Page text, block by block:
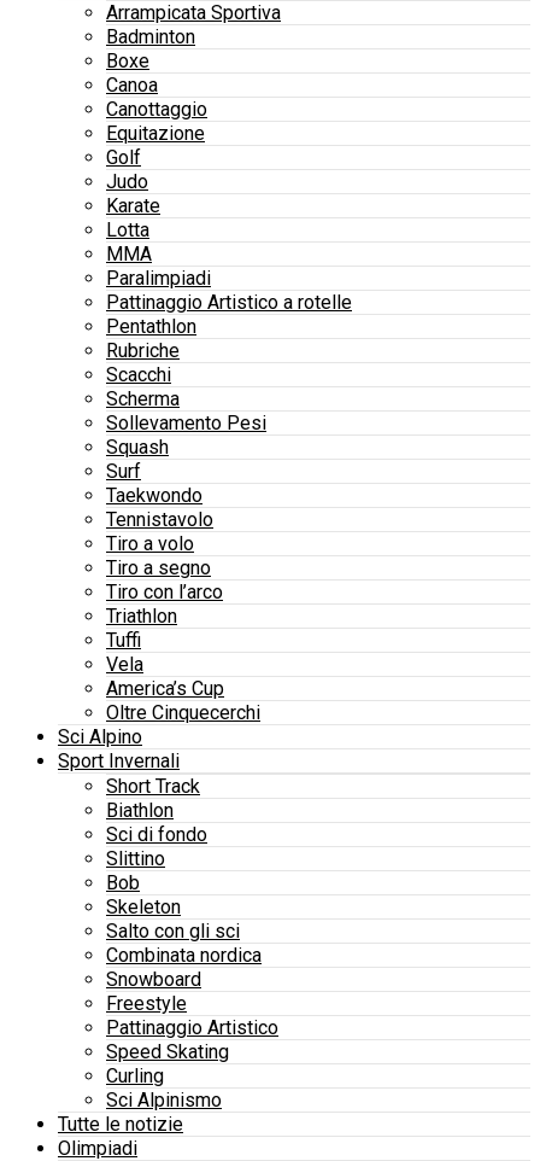
Arrampicata Sportiva
Badminton
Boxe
Canoa
Canottaggio
Equitazione
Golf
Judo
Karate
Lotta
MMA
Paralimpiadi
Pattinaggio Artistico a rotelle
Pentathlon
Rubriche
Scacchi
Scherma
Sollevamento Pesi
Squash
Surf
Taekwondo
Tennistavolo
Tiro a volo
Tiro a segno
Tiro con l’arco
Triathlon
Tuffi
Vela
America’s Cup
Oltre Cinquecerchi
Sci Alpino
Sport Invernali
Short Track
Biathlon
Sci di fondo
Slittino
Bob
Skeleton
Salto con gli sci
Combinata nordica
Snowboard
Freestyle
Pattinaggio Artistico
Speed Skating
Curling
Sci Alpinismo
Tutte le notizie
Olimpiadi